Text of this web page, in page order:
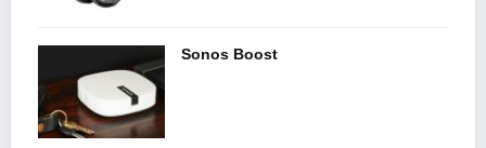
Sonos Boost